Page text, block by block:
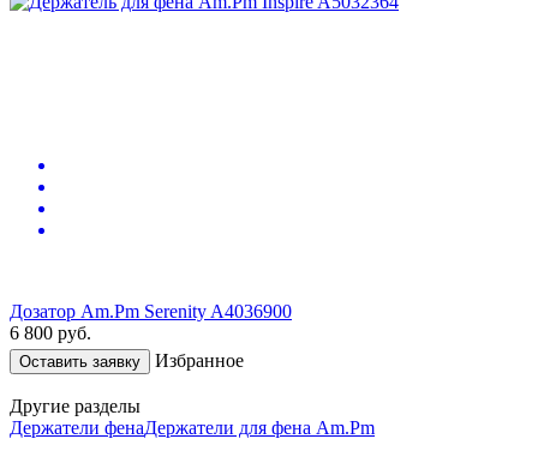
Дозатор Am.Pm Serenity A4036900
6 800 руб.
Оставить заявку Избранное
Другие разделы
Держатели фенаДержатели для фена Am.Pm